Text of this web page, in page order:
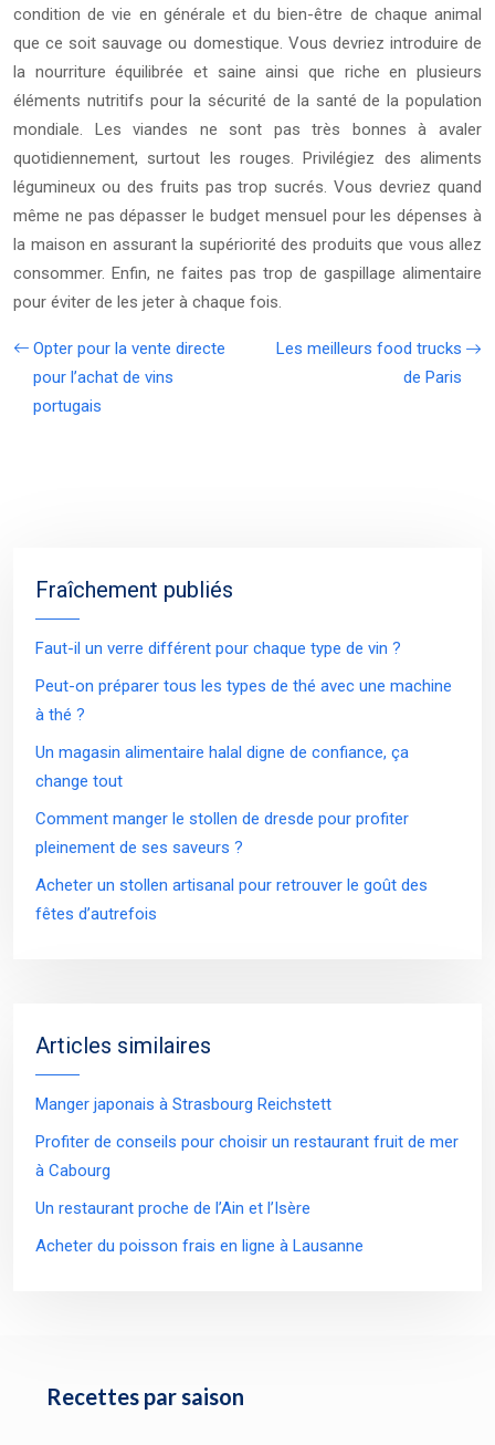
condition de vie en générale et du bien-être de chaque animal
que ce soit sauvage ou domestique. Vous devriez introduire de
la nourriture équilibrée et saine ainsi que riche en plusieurs
éléments nutritifs pour la sécurité de la santé de la population
mondiale. Les viandes ne sont pas très bonnes à avaler
quotidiennement, surtout les rouges. Privilégiez des aliments
légumineux ou des fruits pas trop sucrés. Vous devriez quand
même ne pas dépasser le budget mensuel pour les dépenses à
la maison en assurant la supériorité des produits que vous allez
consommer. Enfin, ne faites pas trop de gaspillage alimentaire
pour éviter de les jeter à chaque fois.
Opter pour la vente directe
pour l’achat de vins
portugais
Les meilleurs food trucks
de Paris
Fraîchement publiés
Faut-il un verre différent pour chaque type de vin ?
Peut-on préparer tous les types de thé avec une machine
à thé ?
Un magasin alimentaire halal digne de confiance, ça
change tout
Comment manger le stollen de dresde pour profiter
pleinement de ses saveurs ?
Acheter un stollen artisanal pour retrouver le goût des
fêtes d’autrefois
Articles similaires
Manger japonais à Strasbourg Reichstett
Profiter de conseils pour choisir un restaurant fruit de mer
à Cabourg
Un restaurant proche de l’Ain et l’Isère
Acheter du poisson frais en ligne à Lausanne
Recettes par saison